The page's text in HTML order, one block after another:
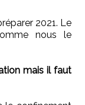
2021. Le
nous le
mais il faut